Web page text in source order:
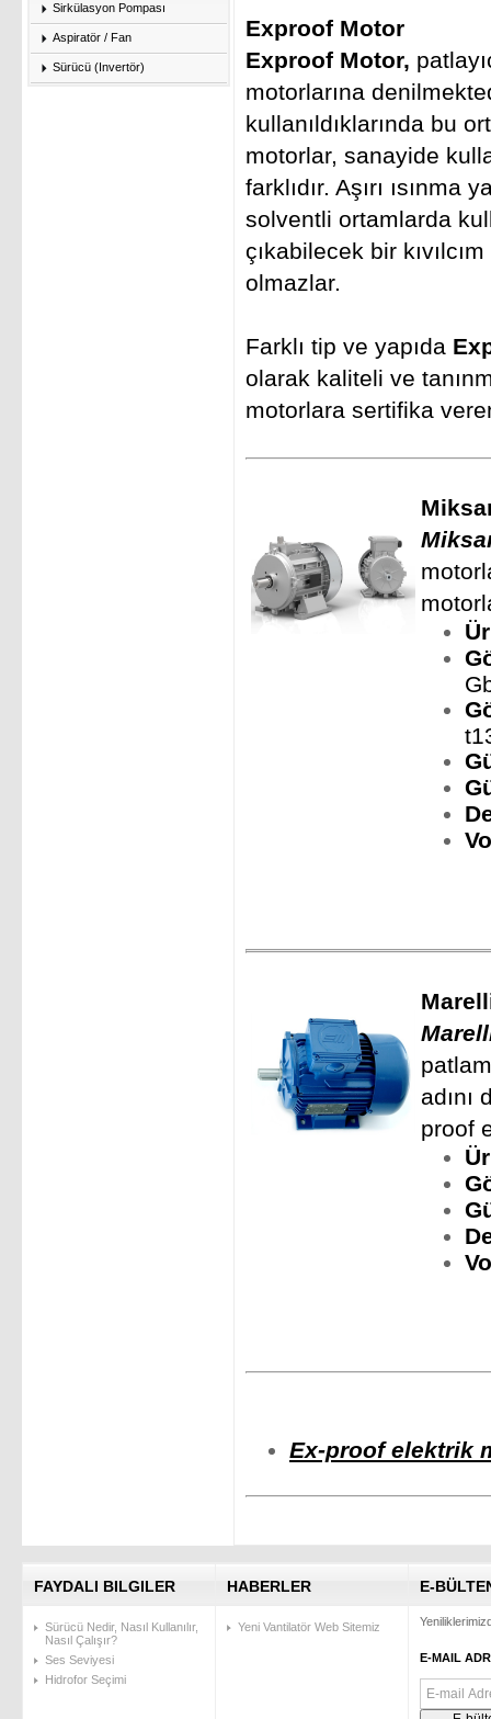
Sirkülasyon Pompası
Aspiratör / Fan
Sürücü (Invertör)
Exproof Motor
Exproof Motor,
motorlarına denilmek
kullanıldıklarında bu
motorlar, sanayide
farklıdır. Aşırı
solventli ortamlarda
çıkabilecek bir
olmazlar.
Farklı tip ve yapıda
olarak kaliteli ve
motorlara sertifika
proof
Ex-proof elektrik
FAYDALI BILGILER
Sürücü Nedir, Nasıl Kullanılır,
Nasıl Çalışır?
Ses Seviyesi
Hidrofor Seçimi
HABERLER
Yeni Vantilatör Web Sitemiz
E-
E-MAIL